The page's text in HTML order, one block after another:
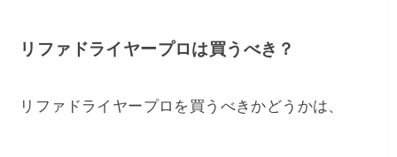
リファドライヤープロは買うべき？
リファドライヤープロを買うべきかどうかは、